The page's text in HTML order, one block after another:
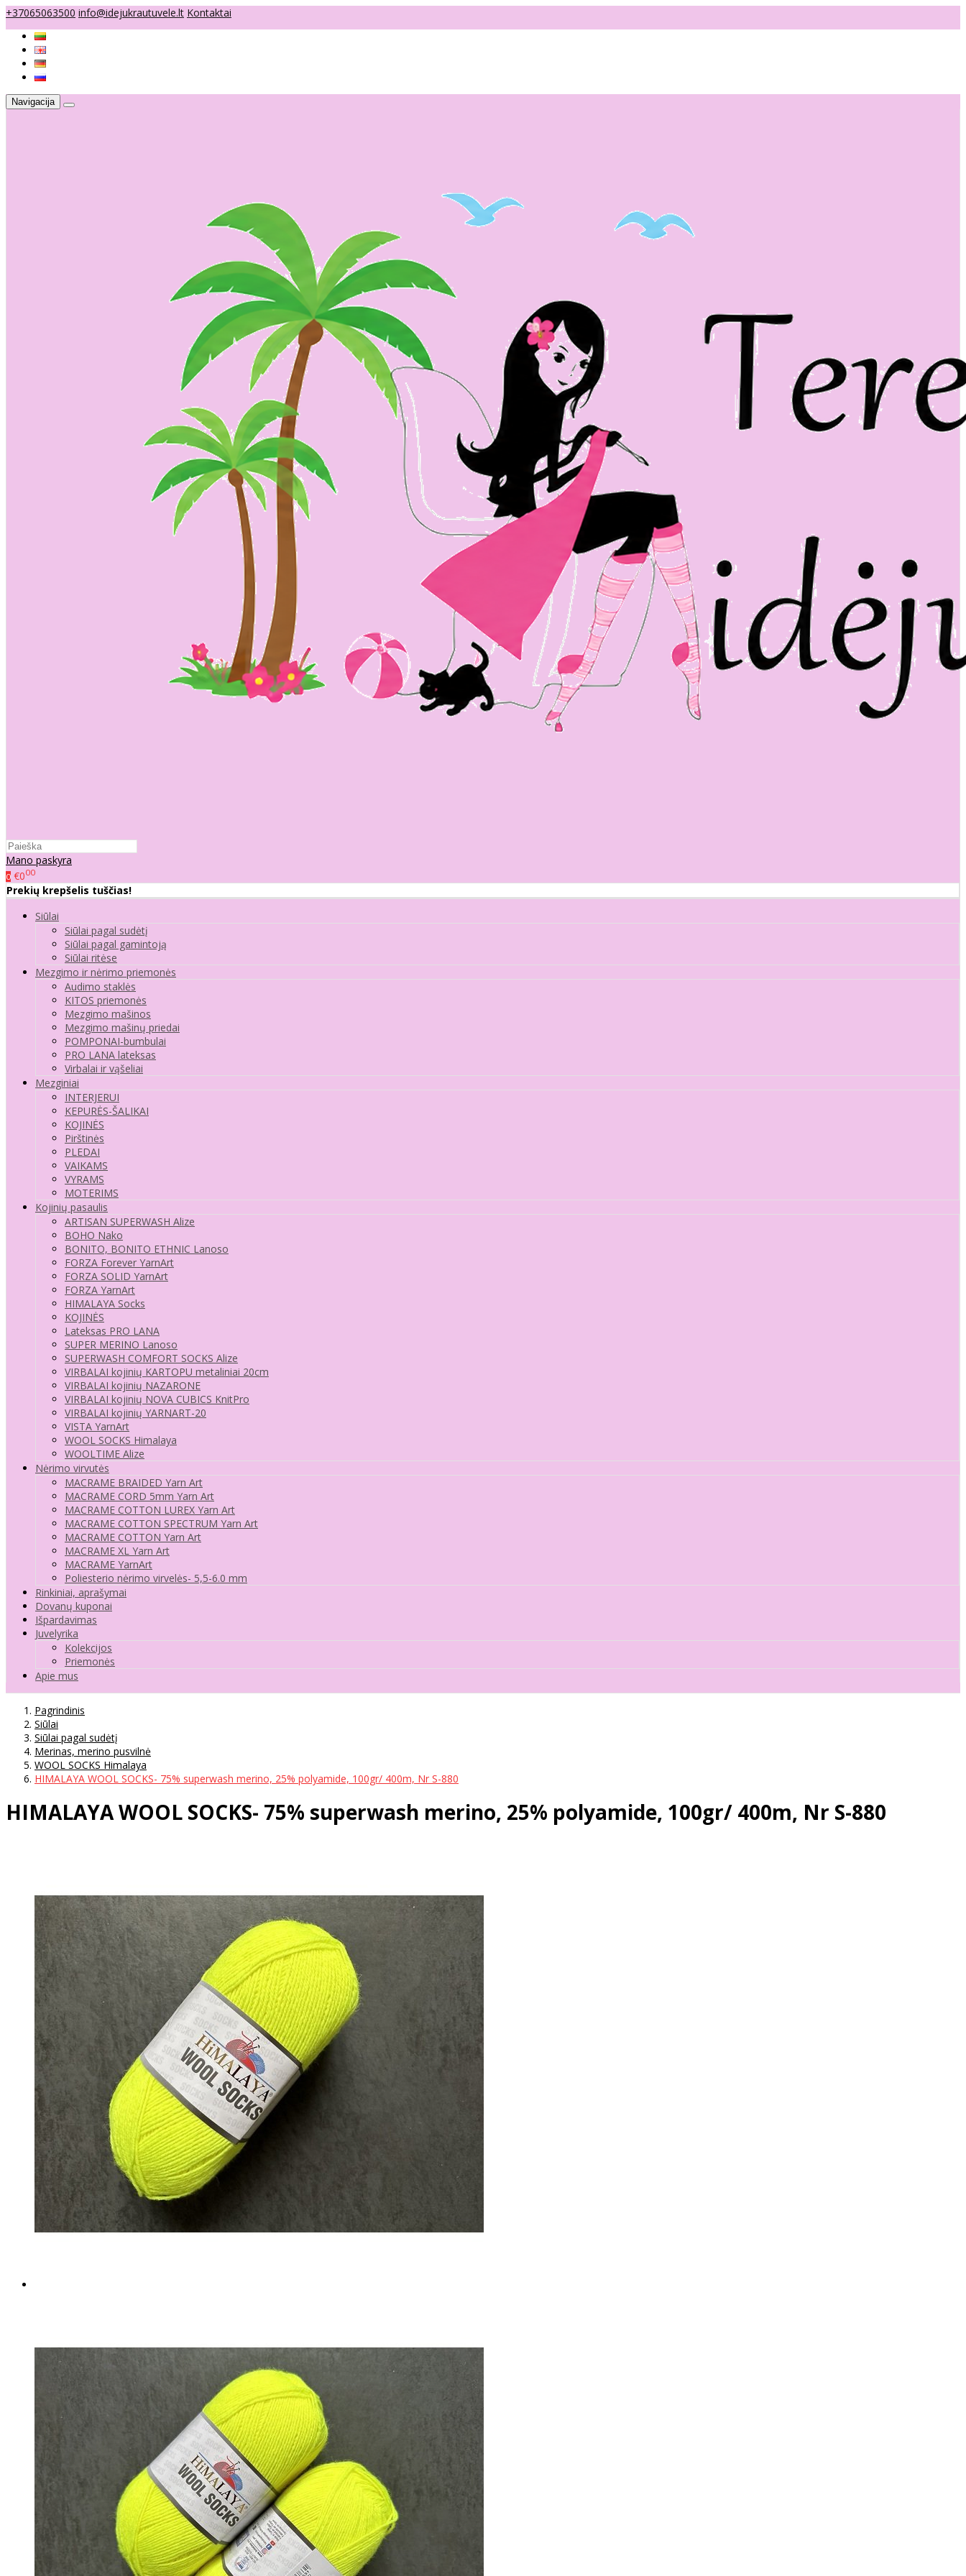
+37065063500 info@idejukrautuvele.lt Kontaktai
Navigacija
Mano paskyra
0 €000
Prekių krepšelis tuščias!
Siūlai
Siūlai pagal sudėtį
Siūlai pagal gamintoją
Siūlai ritėse
Mezgimo ir nėrimo priemonės
Audimo staklės
KITOS priemonės
Mezgimo mašinos
Mezgimo mašinų priedai
POMPONAI-bumbulai
PRO LANA lateksas
Virbalai ir vąšeliai
Mezginiai
INTERJERUI
KEPURĖS-ŠALIKAI
KOJINĖS
Pirštinės
PLEDAI
VAIKAMS
VYRAMS
MOTERIMS
Kojinių pasaulis
ARTISAN SUPERWASH Alize
BOHO Nako
BONITO, BONITO ETHNIC Lanoso
FORZA Forever YarnArt
FORZA SOLID YarnArt
FORZA YarnArt
HIMALAYA Socks
KOJINĖS
Lateksas PRO LANA
SUPER MERINO Lanoso
SUPERWASH COMFORT SOCKS Alize
VIRBALAI kojinių KARTOPU metaliniai 20cm
VIRBALAI kojinių NAZARONE
VIRBALAI kojinių NOVA CUBICS KnitPro
VIRBALAI kojinių YARNART-20
VISTA YarnArt
WOOL SOCKS Himalaya
WOOLTIME Alize
Nėrimo virvutės
MACRAME BRAIDED Yarn Art
MACRAME CORD 5mm Yarn Art
MACRAME COTTON LUREX Yarn Art
MACRAME COTTON SPECTRUM Yarn Art
MACRAME COTTON Yarn Art
MACRAME XL Yarn Art
MACRAME YarnArt
Poliesterio nėrimo virvelės- 5,5-6.0 mm
Rinkiniai, aprašymai
Dovanų kuponai
Išpardavimas
Juvelyrika
Kolekcijos
Priemonės
Apie mus
Pagrindinis
Siūlai
Siūlai pagal sudėtį
Merinas, merino pusvilnė
WOOL SOCKS Himalaya
HIMALAYA WOOL SOCKS- 75% superwash merino, 25% polyamide, 100gr/ 400m, Nr S-880
HIMALAYA WOOL SOCKS- 75% superwash merino, 25% polyamide, 100gr/ 400m, Nr S-880